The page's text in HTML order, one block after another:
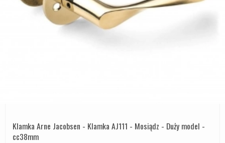
Klamka Arne Jacobsen - Klamka AJ111 - Mosiądz - Duży model -
cc38mm